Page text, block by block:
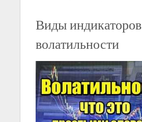
Виды индикаторов
волатильности